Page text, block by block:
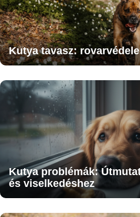
Kutya tavasz:
Kutya problémák:
és viselkedéshez